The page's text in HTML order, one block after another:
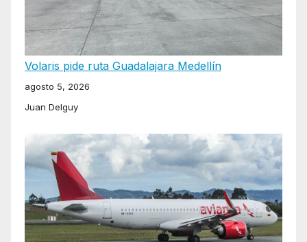
Volaris pide ruta Guadalajara Medellín
agosto 5, 2026
Juan Delguy